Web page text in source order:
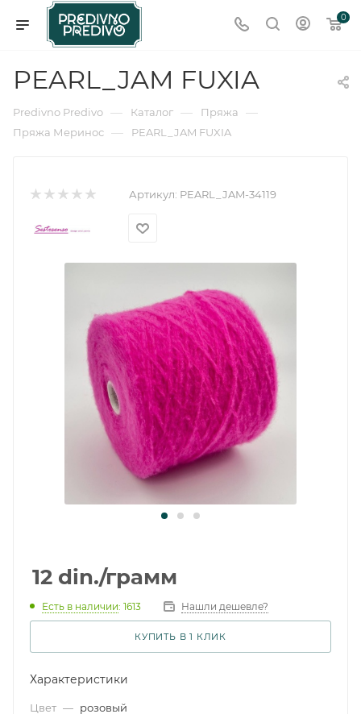
0
PEARL_JAM FUXIA
Predivno Predivo — Каталог — Пряжа —
Пряжа Меринос — PEARL_JAM FUXIA
Артикул: PEARL_JAM-34119
12 din./грамм
Есть в наличии: 1613 Нашли дешевле?
КУПИТЬ В 1 КЛИК
Характеристики
Цвет — розовый